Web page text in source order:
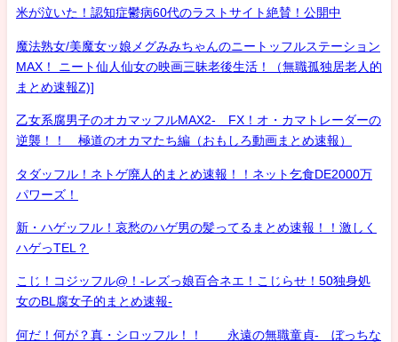
米が泣いた！認知症鬱病60代のラストサイト絶賛！公開中
魔法熟女/美魔女ッ娘メグみみちゃんのニートッフルステーション
MAX！ ニート仙人仙女の映画三昧老後生活！（無職孤独居老人的
まとめ速報Z)]
乙女系腐男子のオカマッフルMAX2- FX！オ・カマトレーダーの
逆襲！！ 極道のオカマたち編（おもしろ動画まとめ速報）
タダッフル！ネトゲ廃人的まとめ速報！！ネット乞食DE2000万
パワーズ！
新・ハゲッフル！哀愁のハゲ男の髪ってるまとめ速報！！激しく
ハゲっTEL？
こじ！コジッフル@！-レズっ娘百合ネエ！こじらせ！50独身処
女のBL腐女子的まとめ速報-
何だ！何が？真・シロッフル！！ 永遠の無職童貞- ぼっちな